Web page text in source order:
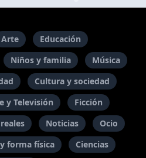
Arte
Educación
Niños y familia
Música
Cultura y sociedad
y Televisión
Ficción
Noticias
Ocio
forma física Ciencias